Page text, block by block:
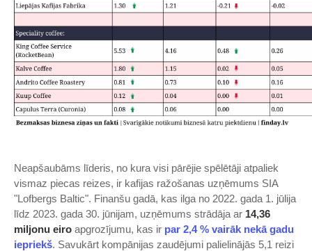
Neapšaubāms līderis, no kura visi pārējie spēlētāji atpaliek
vismaz piecas reizes, ir kafijas ražošanas uzņēmums SIA
"Lofbergs Baltic". Finanšu gadā, kas ilga no 2022. gada 1. jūlija
līdz 2023. gada 30. jūnijam, uzņēmums strādāja ar 14,36
miljonu eiro apgrozījumu, kas ir par 2,4 % vairāk nekā gadu
iepriekš. Savukārt kompānijas zaudējumi palielinājās 5,1 reizi